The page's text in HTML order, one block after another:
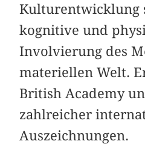
Kulturentwicklung
kognitive und
Involvierung des
materiellen Welt.
British Academy
zahlreicher
Auszeichnungen.